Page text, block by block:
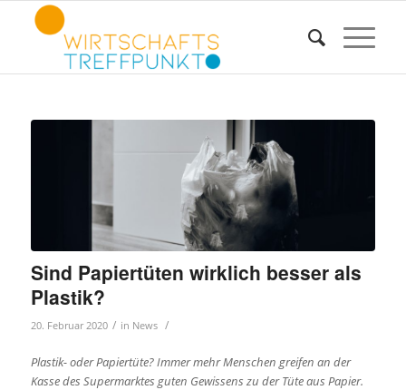
Sind Papiertüten wirklich besser als
Plastik?
20. Februar 2020 / in News /
Plastik- oder Papiertüte? Immer mehr Menschen greifen an der
Kasse des Supermarktes guten Gewissens zu der Tüte aus Papier.